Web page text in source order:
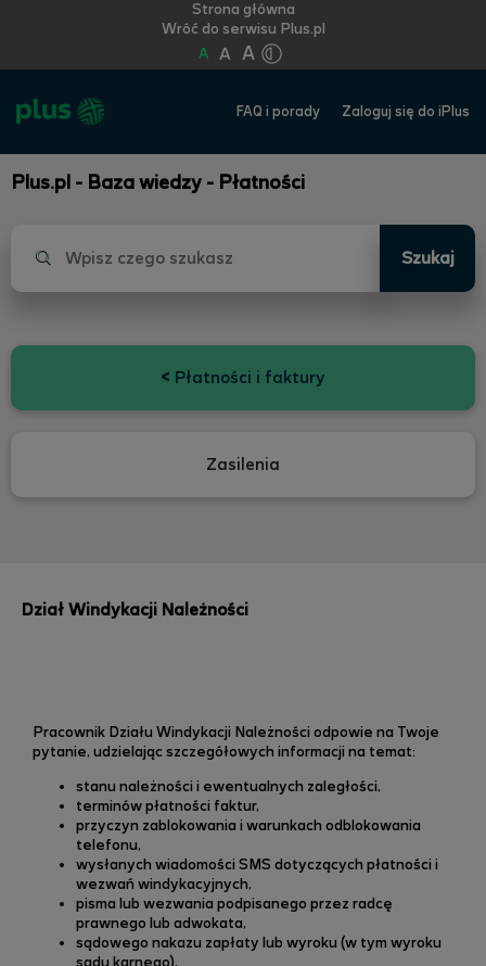
Strona główna
Wróć do serwisu Plus.pl
A A A
FAQ i porady Zaloguj się do iPlus
Plus.pl - Baza wiedzy - Płatności
Szukaj
< Płatności i faktury
Zasilenia
Dział Windykacji Należności
Pracownik Działu Windykacji Należności odpowie na Twoje
pytanie, udzielając szczegółowych informacji na temat:
stanu należności i ewentualnych zaległości,
terminów płatności faktur,
przyczyn zablokowania i warunkach odblokowania
telefonu,
wysłanych wiadomości SMS dotyczących płatności i
wezwań windykacyjnych,
pisma lub wezwania podpisanego przez radcę
prawnego lub adwokata,
sądowego nakazu zapłaty lub wyroku (w tym wyroku